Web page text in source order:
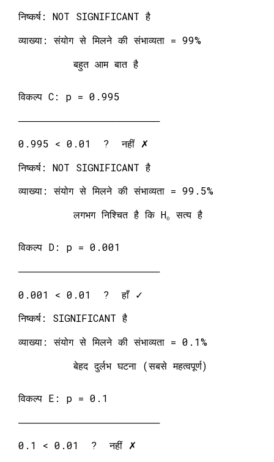
निष्कर्ष: NOT SIGNIFICANT है
व्याख्या: संयोग से मिलने की संभाव्यता = 99%
बहुत आम बात है
विकल्प C: p = 0.995
─────────────────────
0.995 < 0.01 ? नहीं ✗
निष्कर्ष: NOT SIGNIFICANT है
व्याख्या: संयोग से मिलने की संभाव्यता = 99.5%
लगभग निश्चित है कि H₀ सत्य है
विकल्प D: p = 0.001
─────────────────────
0.001 < 0.01 ? हाँ ✓
निष्कर्ष: SIGNIFICANT है
व्याख्या: संयोग से मिलने की संभाव्यता = 0.1%
बेहद दुर्लभ घटना (सबसे महत्वपूर्ण)
विकल्प E: p = 0.1
─────────────────────
0.1 < 0.01 ? नहीं ✗